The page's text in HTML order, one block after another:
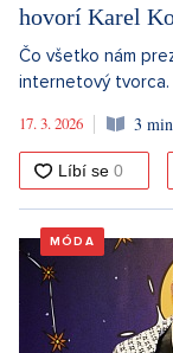
hovorí Karel
Čo všetko nám
internetový tvorca.
17. 3. 2026
3
MÓDA